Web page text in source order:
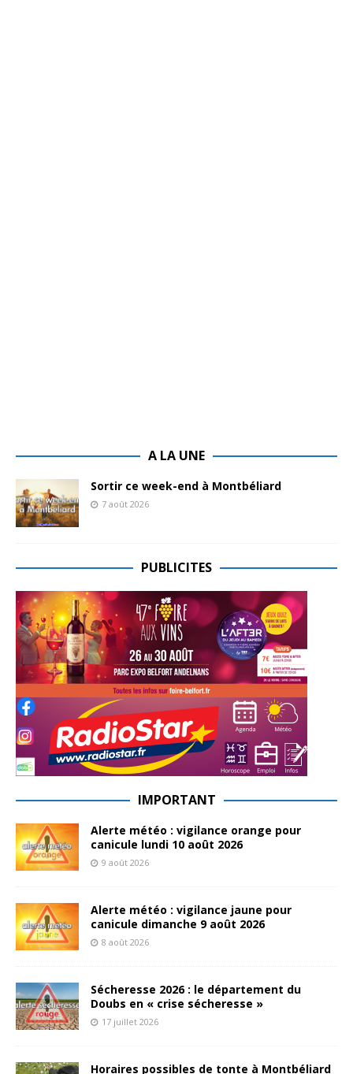
A LA UNE
Sortir ce week-end à Montbéliard
7 août 2026
PUBLICITES
IMPORTANT
Alerte météo : vigilance orange pour
canicule lundi 10 août 2026
9 août 2026
Alerte météo : vigilance jaune pour
canicule dimanche 9 août 2026
8 août 2026
Sécheresse 2026 : le département du
Doubs en « crise sécheresse »
17 juillet 2026
Horaires possibles de tonte à Montbéliard